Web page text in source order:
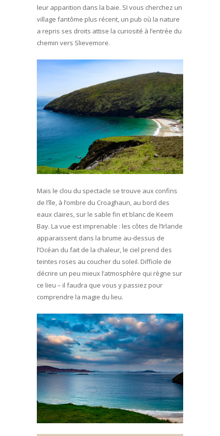
leur apparition dans la baie. SI vous cherchez un
village fantôme plus récent, un pub où la nature
a repris ses droits attise la curiosité à l’entrée du
chemin vers Slievemore.
Mais le clou du spectacle se trouve aux confins
de l’île, à l’ombre du Croaghaun, au bord des
eaux claires, sur le sable fin et blanc de Keem
Bay. La vue est imprenable : les côtes de l’Irlande
apparaissent dans la brume au-dessus de
l’Océan du fait de la chaleur, le ciel prend des
teintes roses au coucher du soleil. Difficile de
décrire un peu mieux l’atmosphère qui règne sur
ce lieu – il faudra que vous y passiez pour
comprendre la magie du lieu.